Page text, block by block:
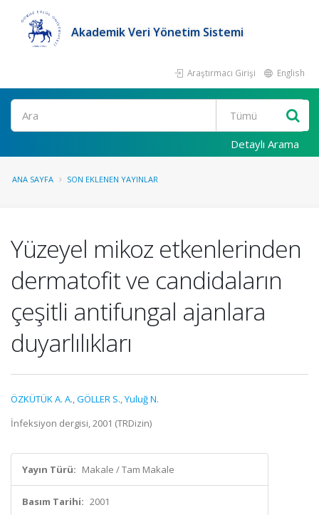
Akademik Veri Yönetim Sistemi
Araştırmacı Girişi English
Ara
Detaylı Arama
ANA SAYFA SON EKLENEN YAYINLAR
Yüzeyel mikoz etkenlerinden
dermatofit ve candidaların
çeşitli antifungal ajanlara
duyarlılıkları
ÖZKÜTÜK A. A.,GÖLLER S.,Yuluğ N.
İnfeksiyon dergisi, 2001 (TRDizin)
Yayın Türü: Makale / Tam Makale
Basım Tarihi: 2001